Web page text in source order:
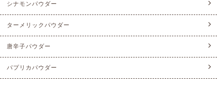
シナモンパウダー
ターメリックパウダー
唐辛子パウダー
パプリカパウダー